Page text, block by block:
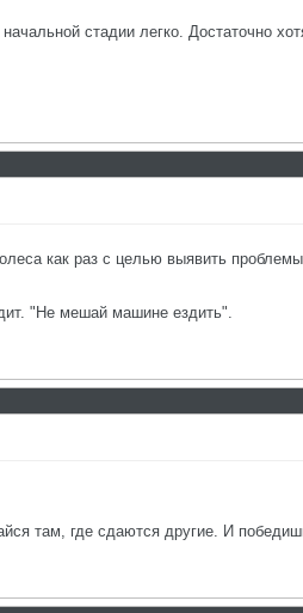
стадии легко. Достаточно
как раз с целью выявить
"Не мешай машине ездить".
там, где сдаются другие. И